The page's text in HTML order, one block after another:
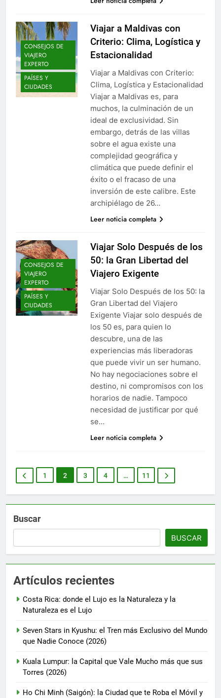
CONSEJOS DE
VIAJERO
EXPERTO
PAÍSES Y
CIUDADES
Viajar a Maldivas con
Criterio: Clima, Logística y
Estacionalidad
Viajar a Maldivas con Criterio:
Clima, Logística y Estacionalidad
Viajar a Maldivas es, para
muchos, la culminación de un
ideal de exclusividad. Sin
embargo, detrás de las villas
sobre el agua existe una
complejidad geográfica y
climática que puede definir el
éxito o el fracaso de una
inversión de este calibre. Este
archipiélago de 26…
Leer noticia completa
CONSEJOS DE
VIAJERO
EXPERTO
PAÍSES Y
CIUDADES
Viajar Solo Después de los
50: la Gran Libertad del
Viajero Exigente
Viajar Solo Después de los 50: la
Gran Libertad del Viajero
Exigente Viajar solo después de
los 50 es, para quien lo
descubre, una de las
experiencias más liberadoras
que puede vivir un ser humano.
No hay negociaciones sobre el
destino, ni compromisos con los
horarios de nadie. Tampoco
necesidad de justificar por qué
se…
Leer noticia completa
1 2 3 4 … 11
Buscar
BUSCAR
Artículos recientes
Costa Rica: donde el Lujo es la Naturaleza y la
Naturaleza es el Lujo
Seven Stars in Kyushu: el Tren más Exclusivo del Mundo
que Nadie Conoce (2026)
Kuala Lumpur: la Capital que Vale Mucho más que sus
Torres (2026)
Ho Chi Minh (Saigón): la Ciudad que te Roba el Móvil y